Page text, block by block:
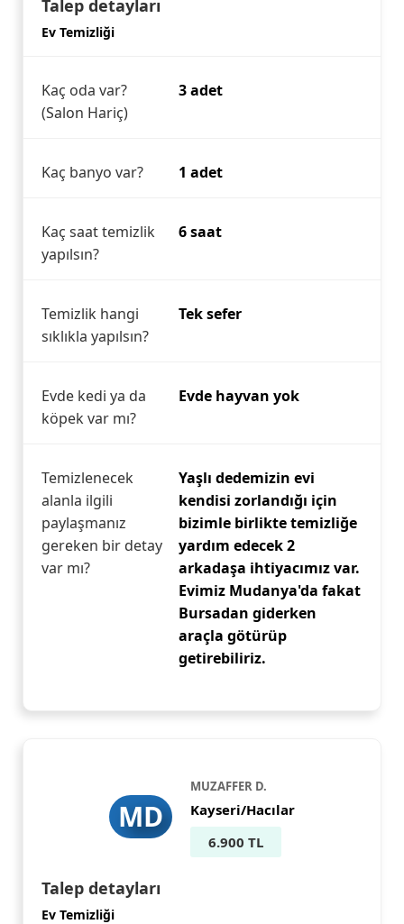
Talep detayları
Ev Temizliği
Kaç oda var?
(Salon Hariç)
3 adet
Kaç banyo var? 1 adet
Kaç saat temizlik
yapılsın?
6 saat
Temizlik hangi
sıklıkla yapılsın?
Tek sefer
Evde kedi ya da
köpek var mı?
Evde hayvan yok
Temizlenecek
alanla ilgili
paylaşmanız
gereken bir detay
var mı?
Yaşlı dedemizin evi
kendisi zorlandığı için
bizimle birlikte temizliğe
yardım edecek 2
arkadaşa ihtiyacımız var.
Evimiz Mudanya'da fakat
Bursadan giderken
araçla götürüp
getirebiliriz.
MD
MUZAFFER D.
Kayseri/Hacılar
6.900 TL
Talep detayları
Ev Temizliği